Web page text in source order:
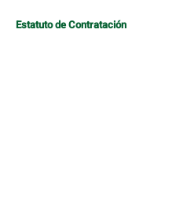
Estatuto de Contratación